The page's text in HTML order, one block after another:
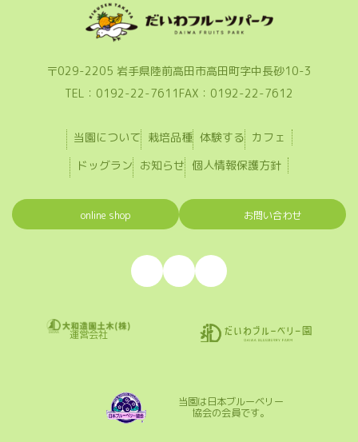
〒029-2205 岩手県陸前高田市高田町字中長砂10-3
TEL：0192-22-7611 FAX：0192-22-7612
当園について 栽培品種 体験する カフェ
ドッグラン お知らせ 個人情報保護方針
online shop お問い合わせ
ア
イ
コ
ア
イ
コ
ア
イ
コ
ク
運営会社
当園は日本ブルーベリー
協会の会員です。